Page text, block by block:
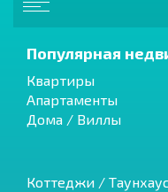
Популярная
Квартиры
Апартаменты
Дома / Виллы
Коттеджи /